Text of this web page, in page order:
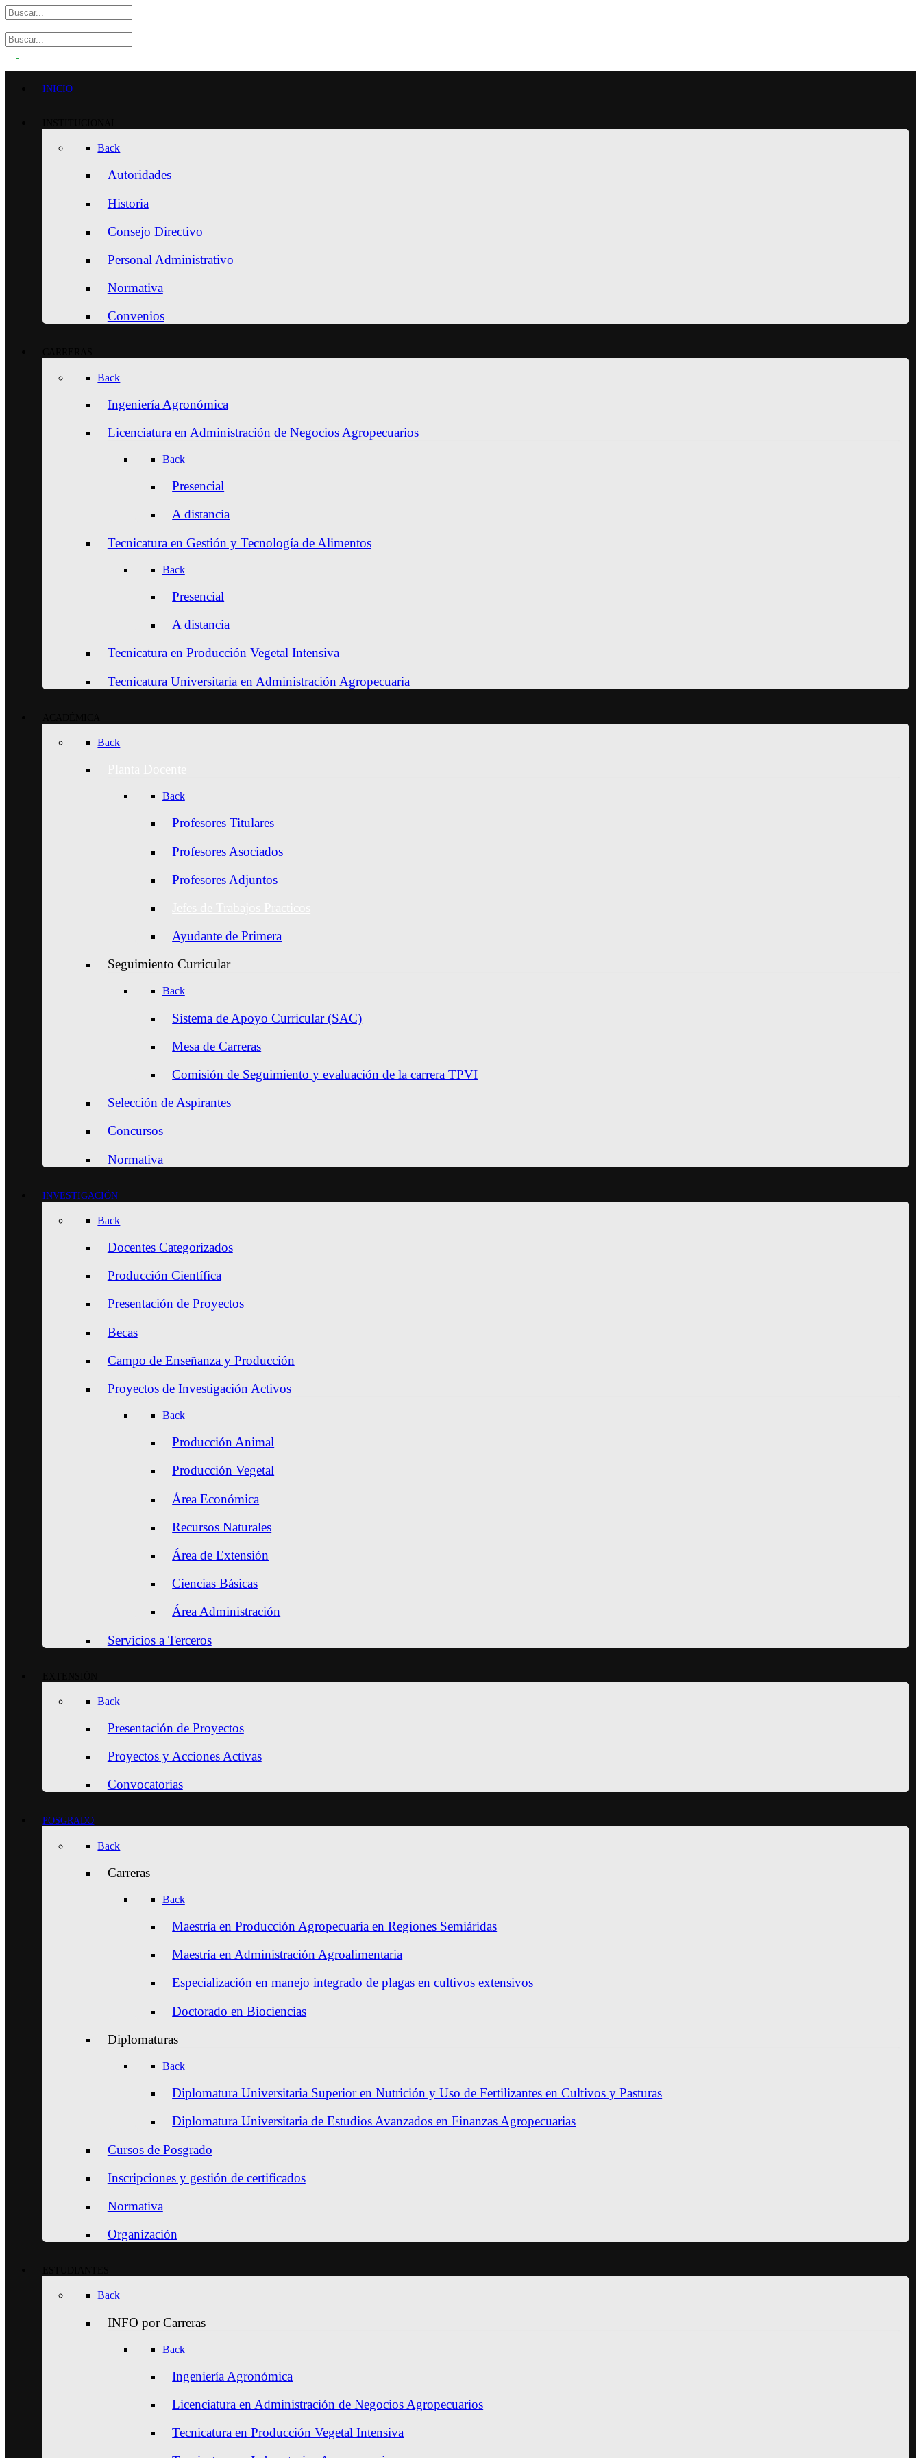
INICIO
Back
Autoridades
Historia
Consejo Directivo
Personal Administrativo
Normativa
Convenios
Back
Ingeniería Agronómica
Licenciatura en Administración de Negocios Agropecuarios
Back
Presencial
A distancia
Tecnicatura en Gestión y Tecnología de Alimentos
Back
Presencial
A distancia
Tecnicatura en Producción Vegetal Intensiva
Tecnicatura Universitaria en Administración Agropecuaria
Back
Back
Profesores Titulares
Profesores Asociados
Profesores Adjuntos
Ayudante de Primera
Seguimiento Curricular
Back
Sistema de Apoyo Curricular (SAC)
Mesa de Carreras
Comisión de Seguimiento y evaluación de la carrera TPVI
Selección de Aspirantes
Concursos
Normativa
INVESTIGACIÓN
Back
Docentes Categorizados
Producción Científica
Presentación de Proyectos
Becas
Campo de Enseñanza y Producción
Proyectos de Investigación Activos
Back
Producción Animal
Producción Vegetal
Área Económica
Recursos Naturales
Área de Extensión
Ciencias Básicas
Área Administración
Servicios a Terceros
Back
Presentación de Proyectos
Proyectos y Acciones Activas
Convocatorias
POSGRADO
Back
Carreras
Back
Maestría en Producción Agropecuaria en Regiones Semiáridas
Maestría en Administración Agroalimentaria
Especialización en manejo integrado de plagas en cultivos extensivos
Doctorado en Biociencias
Diplomaturas
Back
Diplomatura Universitaria Superior en Nutrición y Uso de Fertilizantes en Cultivos y Pasturas
Diplomatura Universitaria de Estudios Avanzados en Finanzas Agropecuarias
Cursos de Posgrado
Inscripciones y gestión de certificados
Normativa
Organización
Back
INFO por Carreras
Back
Ingeniería Agronómica
Licenciatura en Administración de Negocios Agropecuarios
Tecnicatura en Producción Vegetal Intensiva